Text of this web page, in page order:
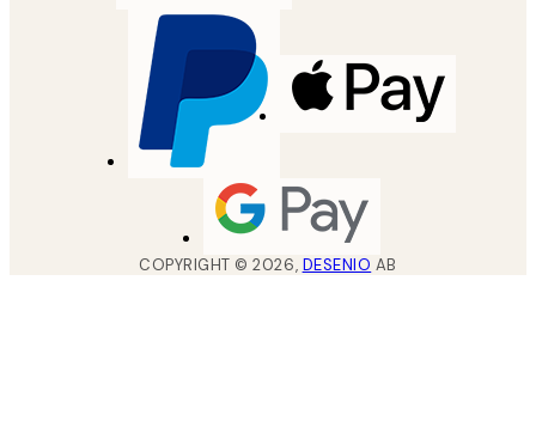
COPYRIGHT ©2026, DESENIO AB